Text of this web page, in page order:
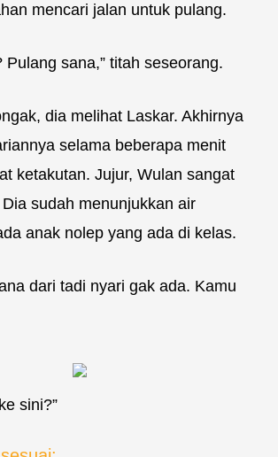
mencari jalan untuk pulang.
Pulang sana,” titah seseorang.
dia melihat Laskar. Akhirnya
selama beberapa menit
ketakutan. Jujur, Wulan sangat
sudah menunjukkan air
anak nolep yang ada di kelas.
dari tadi nyari gak ada. Kamu
sini?”